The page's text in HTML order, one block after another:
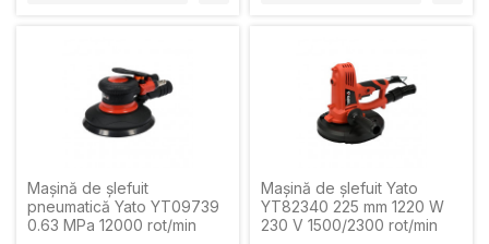
Mașină de şlefuit
pneumatică Yato YT09739
0.63 MPa 12000 rot/min
Mașină de șlefuit Yato
YT82340 225 mm 1220 W
230 V 1500/2300 rot/min